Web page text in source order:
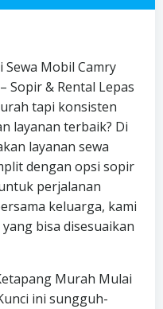
Sewa Mobil Camry
Sopir & Rental Lepas
tapi konsisten
layanan terbaik? Di
layanan sewa
dengan opsi sopir
perjalanan
keluarga, kami
bisa disesuaikan
Murah Mulai
ini sungguh-